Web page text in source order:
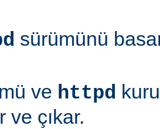
sürümünü
ve httpd
ve çıkar.